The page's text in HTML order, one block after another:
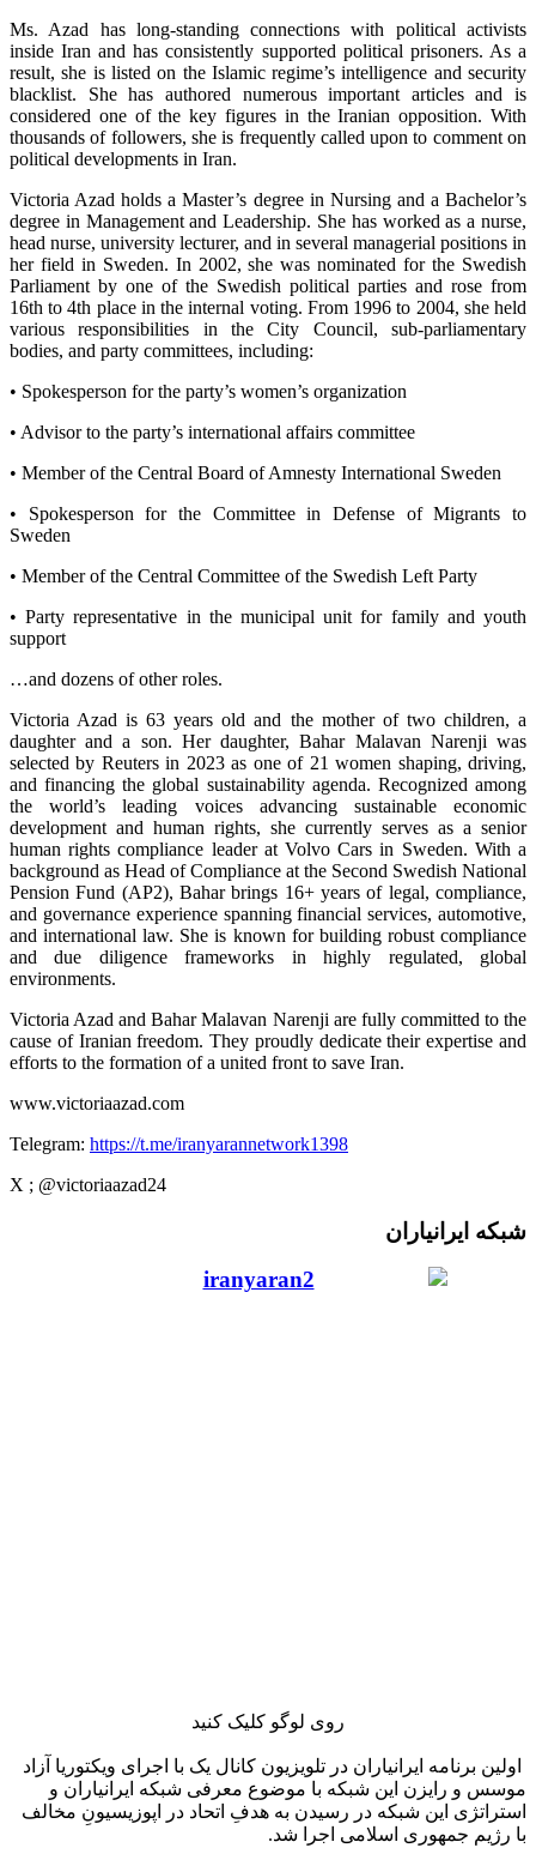
Ms. Azad has long-standing connections with political activists
inside Iran and has consistently supported political prisoners. As a
result, she is listed on the Islamic regime’s intelligence and security
blacklist. She has authored numerous important articles and is
considered one of the key figures in the Iranian opposition. With
thousands of followers, she is frequently called upon to comment on
political developments in Iran.
Victoria Azad holds a Master’s degree in Nursing and a Bachelor’s
degree in Management and Leadership. She has worked as a nurse,
head nurse, university lecturer, and in several managerial positions in
her field in Sweden. In 2002, she was nominated for the Swedish
Parliament by one of the Swedish political parties and rose from
16th to 4th place in the internal voting. From 1996 to 2004, she held
various responsibilities in the City Council, sub-parliamentary
bodies, and party committees, including:
• Spokesperson for the party’s women’s organization
• Advisor to the party’s international affairs committee
• Member of the Central Board of Amnesty International Sweden
• Spokesperson for the Committee in Defense of Migrants to
Sweden
• Member of the Central Committee of the Swedish Left Party
• Party representative in the municipal unit for family and youth
support
…and dozens of other roles.
Victoria Azad is 63 years old and the mother of two children, a
daughter and a son. Her daughter, Bahar Malavan Narenji was
selected by Reuters in 2023 as one of 21 women shaping, driving,
and financing the global sustainability agenda. Recognized among
the world’s leading voices advancing sustainable economic
development and human rights, she currently serves as a senior
human rights compliance leader at Volvo Cars in Sweden. With a
background as Head of Compliance at the Second Swedish National
Pension Fund (AP2), Bahar brings 16+ years of legal, compliance,
and governance experience spanning financial services, automotive,
and international law. She is known for building robust compliance
and due diligence frameworks in highly regulated, global
environments.
Victoria Azad and Bahar Malavan Narenji are fully committed to the
cause of Iranian freedom. They proudly dedicate their expertise and
efforts to the formation of a united front to save Iran.
www.victoriaazad.com
Telegram: https://t.me/iranyarannetwork1398
X ; @victoriaazad24
شبکه ایرانیاران
روی لوگو کلیک کنید
اولین برنامه ایرانیاران در تلویزیون کانال یک با اجرای ویکتوریا آزاد
موسس و رایزن این شبکه با موضوع معرفی شبکه ایرانیاران و
استراتژی این شبکه در رسیدن به هدفِ اتحاد در اپوزیسیونِ مخالف
با رژیم جمهوری اسلامی اجرا شد.